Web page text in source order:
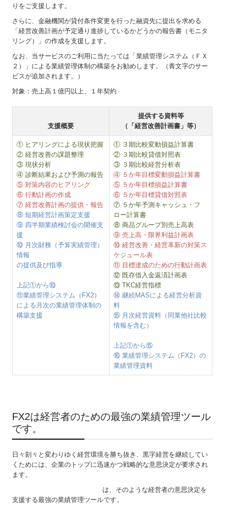
りをご支援します。
さらに、金融機関が貸付条件変更を行った融資先に提出を求める
「経営改善計画が予定通り進捗しているかどうかの報告書（モニタ
リング）」の作成を支援します。
なお、当サービスのご利用に当たっては「業績管理システム（ＦＸ
２）」による業績管理体制の構築をお勧めします。（青文字のサー
ビスが追加されます。）
対象：売上高１億円以上、１年契約
支援概要
提供する資料等
（ 「経営改善計画書」等）
① ヒアリングによる現状把握
② 経営改善の課題整理
③ 現状分析
④ 診断結果および予測の報告
⑤ 対策内容のヒアリング
⑥ 行動計画の作成
⑦ 経営改善計画の提供・報告
⑧ 短期経営計画策定支援
⑨ 四半期業績検討会の開催支
援
⑩ 月次財務（予算実績管理）
情報
の提供及び指導
上記①から⑩
⑪業績管理システム（FX2）
による月次の業績管理体制の
構築支援
① ３期比較変動損益計算書
② ３期比較貸借対照表
③ ３期比較経営分析表
④ ５か年目標変動損益計算書
⑤ ５か年目標損益計算書
⑥ ５か年目標貸借対照表
⑦ ５か年予測キャッシュ・フ
ロー計算書
⑧ 商品グループ別売上高表
⑨ 売上高・限界利益計画表
⑩ 経営改善・経営革新の対策ス
ケジュール表
⑪ 目標達成のための行動計画表
⑫ 既存借入金返済計画表
⑬ TKC経営指標
⑭ 継続MASによる経営分析資
料
⑮ 月次経営資料（同業他社比較
情報を含む）
上記①から⑮
⑯ 業績管理システム（FX2）の
業績管理資料
FX2は経営者のための最強の業績管理ツール
です。
日々刻々と変わりゆく経営環境を勝ち抜き、黒字経営を継続してい
くためには、企業のトップに迅速かつ戦略的な意思決定が要求され
ます。
は、そのような経営者の意思決定を
支援する最強の業績管理ツールです。